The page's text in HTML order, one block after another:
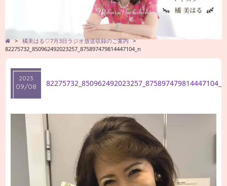
> 橘美はる♡7月3日ラジオ放送収録のご案内 >
82275732_850962492023257_875897479814447104_n
2023
09/08 82275732_850962492023257_875897479814447104_n